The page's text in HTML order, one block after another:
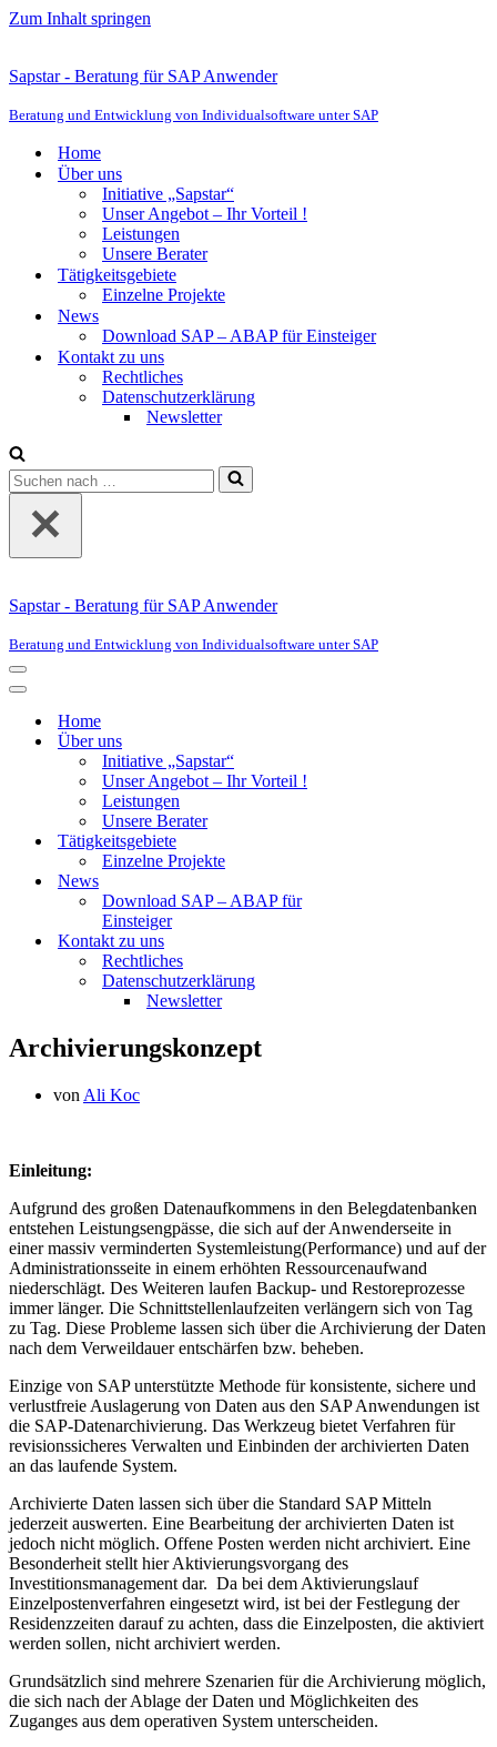
Zum Inhalt springen
Sapstar - Beratung für SAP Anwender
Beratung und Entwicklung von Individualsoftware unter SAP
Home
Über uns
Initiative „Sapstar“
Unser Angebot – Ihr Vorteil !
Leistungen
Unsere Berater
Tätigkeitsgebiete
Einzelne Projekte
News
Download SAP – ABAP für Einsteiger
Kontakt zu uns
Rechtliches
Datenschutzerklärung
Newsletter
Suchen
nach …
Sapstar - Beratung für SAP Anwender
Beratung und Entwicklung von Individualsoftware unter SAP
Navigationsmenü
Navigationsmenü
Home
Über uns
Initiative „Sapstar“
Unser Angebot – Ihr Vorteil !
Leistungen
Unsere Berater
Tätigkeitsgebiete
Einzelne Projekte
News
Download SAP – ABAP für
Einsteiger
Kontakt zu uns
Rechtliches
Datenschutzerklärung
Newsletter
Archivierungskonzept
von Ali Koc
Einleitung:
Aufgrund des großen Datenaufkommens in den Belegdatenbanken
entstehen Leistungsengpässe, die sich auf der Anwenderseite in
einer massiv verminderten Systemleistung(Performance) und auf der
Administrationsseite in einem erhöhten Ressourcenaufwand
niederschlägt. Des Weiteren laufen Backup- und Restoreprozesse
immer länger. Die Schnittstellenlaufzeiten verlängern sich von Tag
zu Tag. Diese Probleme lassen sich über die Archivierung der Daten
nach dem Verweildauer entschärfen bzw. beheben.
Einzige von SAP unterstützte Methode für konsistente, sichere und
verlustfreie Auslagerung von Daten aus den SAP Anwendungen ist
die SAP-Datenarchivierung. Das Werkzeug bietet Verfahren für
revisionssicheres Verwalten und Einbinden der archivierten Daten
an das laufende System.
Archivierte Daten lassen sich über die Standard SAP Mitteln
jederzeit auswerten. Eine Bearbeitung der archivierten Daten ist
jedoch nicht möglich. Offene Posten werden nicht archiviert. Eine
Besonderheit stellt hier Aktivierungsvorgang des
Investitionsmanagement dar. Da bei dem Aktivierungslauf
Einzelpostenverfahren eingesetzt wird, ist bei der Festlegung der
Residenzzeiten darauf zu achten, dass die Einzelposten, die aktiviert
werden sollen, nicht archiviert werden.
Grundsätzlich sind mehrere Szenarien für die Archivierung möglich,
die sich nach der Ablage der Daten und Möglichkeiten des
Zuganges aus dem operativen System unterscheiden.